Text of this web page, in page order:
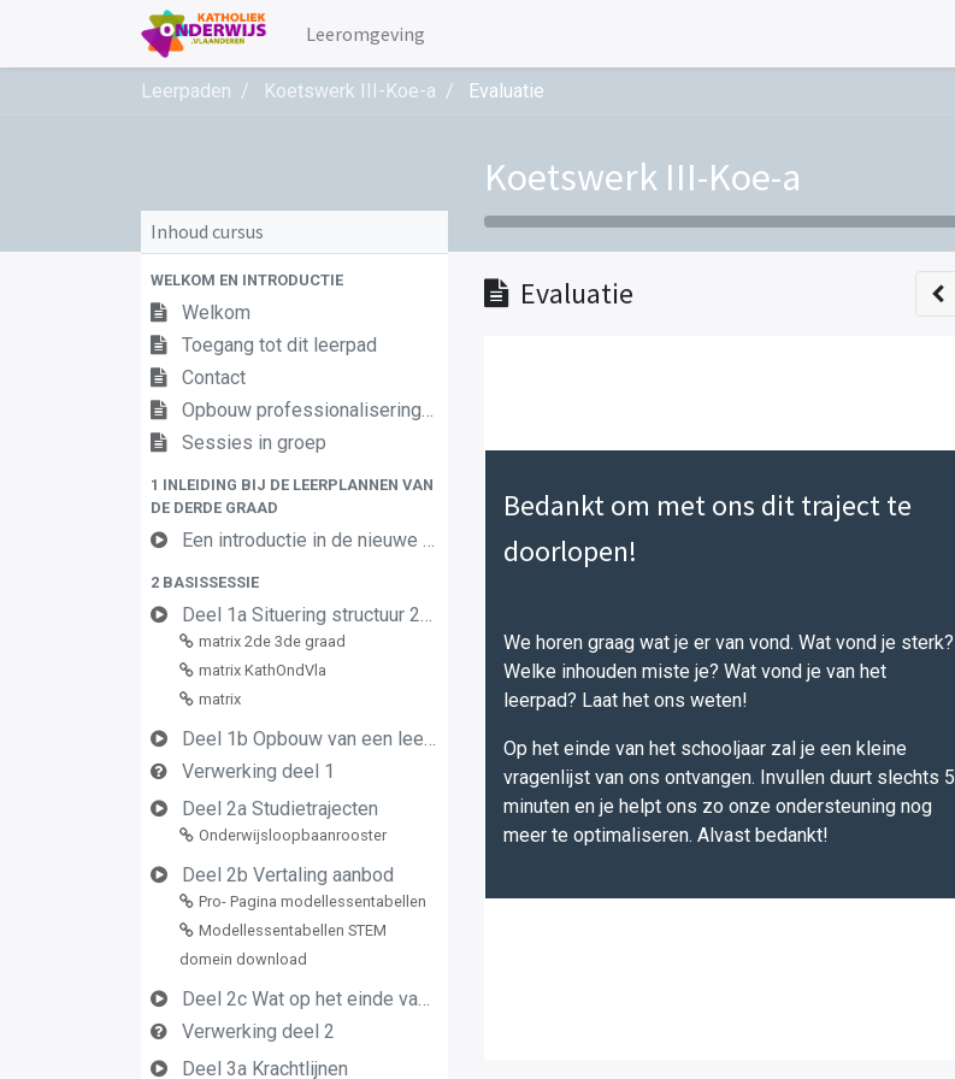
Leeromgeving
Leerpaden Koetswerk III-Koe-a Evaluatie
Koetswerk III-Koe-a
Inhoud cursus
WELKOM EN INTRODUCTIE
Welkom
Toegang tot dit leerpad
Contact
Opbouw professionaliseringstraject
Sessies in groep
1 INLEIDING BIJ DE LEERPLANNEN VAN
DE DERDE GRAAD
Een introductie in de nieuwe leerplannen van de derde graad
2 BASISSESSIE
Deel 1a Situering structuur 2de en 3de graad
matrix 2de 3de graad
matrix KathOndVla
matrix
Deel 1b Opbouw van een leerplan vormingsconcept
Verwerking deel 1
Deel 2a Studietrajecten
Onderwijsloopbaanrooster
Deel 2b Vertaling aanbod
Pro- Pagina modellessentabellen
Modellessentabellen STEM
domein download
Deel 2c Wat op het einde van de graad
Verwerking deel 2
Deel 3a Krachtlijnen
Evaluatie
Bedankt om met ons dit traject te
doorlopen!
We horen graag wat je er van vond. Wat vond je sterk?
Welke inhouden miste je? Wat vond je van het
leerpad? Laat het ons weten!
Op het einde van het schooljaar zal je een kleine
vragenlijst van ons ontvangen. Invullen duurt slechts 5
minuten en je helpt ons zo onze ondersteuning nog
meer te optimaliseren. Alvast bedankt!